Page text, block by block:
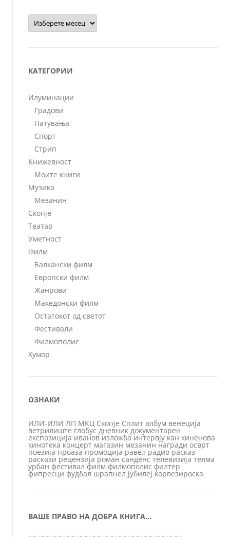
Архиви
КАТЕГОРИИ
Илуминации
Градови
Патувања
Спорт
Стрип
Книжевност
Моите книги
Музика
Мезанин
Скопје
Театар
Уметност
Филм
Балкански филм
Европски филм
Жанрови
Македонски филм
Остатокот од светот
Фестивали
Филмополис
Хумор
ОЗНАКИ
ИЛИ-ИЛИ ЛП МКЦ Скопје Сплит албум венеција
ветрилиште глобус дневник документарен
експозиција иванов изложба интервју кан киненова
кинотека концерт магазин мезанин награди осврт
поезија проаза промоција равел радио расказ
раскази рецензија роман санденс телевизија телма
урбан фестивал филм филмополис филтер
фипресци фудбал шрапнел јубилеј ќорвезироска
ВАШЕ ПРАВО НА ДОБРА КНИГА…